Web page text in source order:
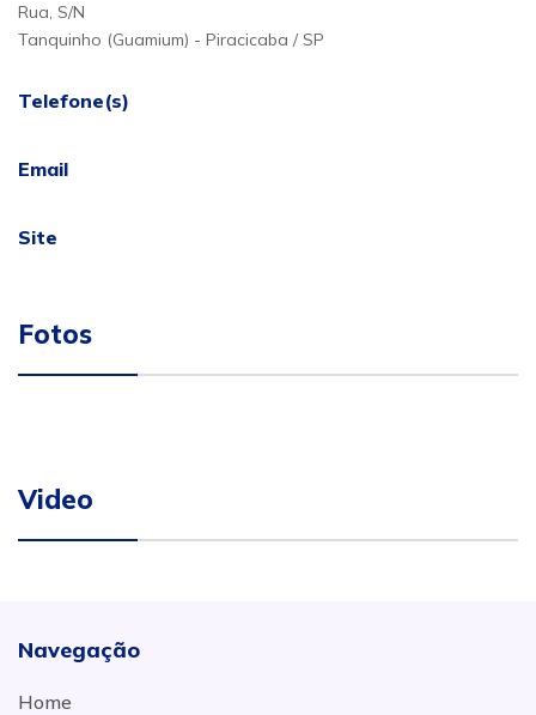
Rua, S/N
Tanquinho (Guamium) - Piracicaba / SP
Telefone(s)
Email
Site
Fotos
Video
Navegação
Home